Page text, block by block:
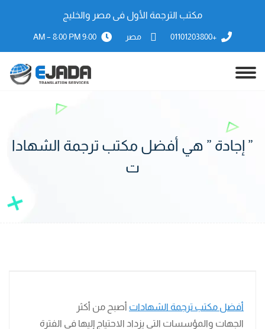
مكتب الترجمة الأول فى مصر والخليج
+01101203800 مصر 9:00 AM – 8:00 PM
” إجادة ” هي أفضل مكتب ترجمة الشهادا
ت
أفضل مكتب ترجمة الشهادات أصبح من أكثر
الجهات والمؤسسات التي يزداد الاحتياج إليها في الفترة